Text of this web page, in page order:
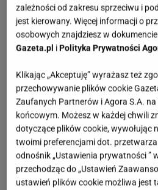
zależności od zakresu sprzeciwu i
jest kierowany. Więcej informacji o
osobowych znajdziesz w dokumencie
Gazeta.pl i Polityka Prywatności
Klikając „Akceptuję” wyrażasz też
przechowywanie plików cookie
Zaufanych Partnerów i Agora S.A.
końcowym. Możesz w każdej chwili
dotyczące plików cookie, wywołując
twoimi preferencjami dot.
odnośnik „Ustawienia prywatności ”
przechodząc do „Ustawień
ustawień plików cookie możliwa jest